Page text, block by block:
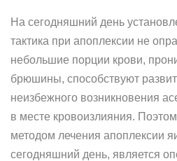
На сегодняшний день
тактика при апоплексии не
небольшие порции крови,
брюшины, способствуют
неизбежного возникновения
в месте кровоизлияния.
методом лечения апоплексии
сегодняшний день, является